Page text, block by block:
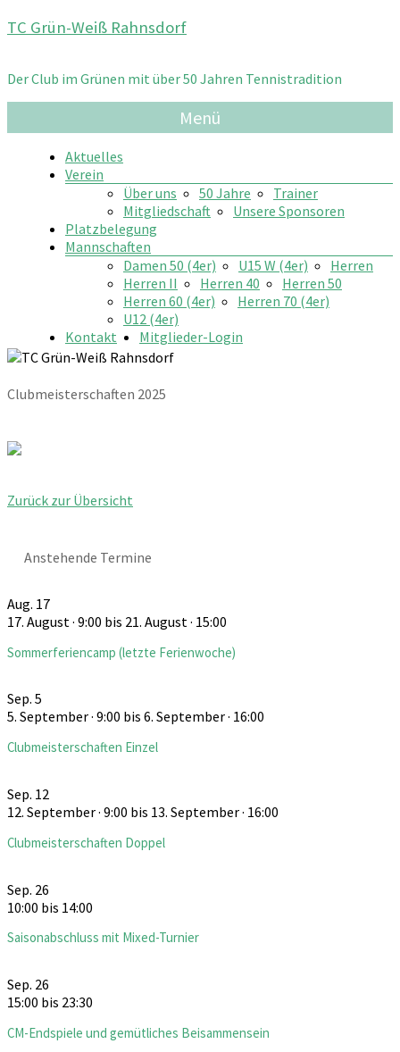
Zum
TC Grün-Weiß Rahnsdorf
Der Club im Grünen mit über 50 Jahren Tennistradition
Menü
Aktuelles
Verein
Über uns
50 Jahre
Trainer
Mitgliedschaft
Unsere Sponsoren
Platzbelegung
Mannschaften
Damen 50 (4er)
U15 W (4er)
Herren
Herren II
Herren 40
Herren 50
Herren 60 (4er)
Herren 70 (4er)
U12 (4er)
Kontakt
Mitglieder-Login
Clubmeisterschaften 2025
Zurück zur Übersicht
Anstehende Termine
Aug. 17
17. August · 9:00 bis 21. August · 15:00
Sommerferiencamp (letzte Ferienwoche)
Sep. 5
5. September · 9:00 bis 6. September · 16:00
Clubmeisterschaften Einzel
Sep. 12
12. September · 9:00 bis 13. September · 16:00
Clubmeisterschaften Doppel
Sep. 26
10:00 bis 14:00
Saisonabschluss mit Mixed-Turnier
Sep. 26
15:00 bis 23:30
CM-Endspiele und gemütliches Beisammensein